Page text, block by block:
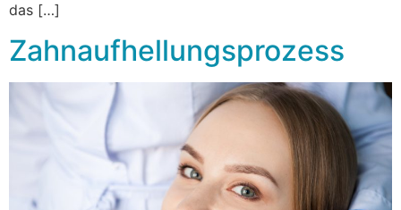
das […]
Zahnaufhellungsprozess